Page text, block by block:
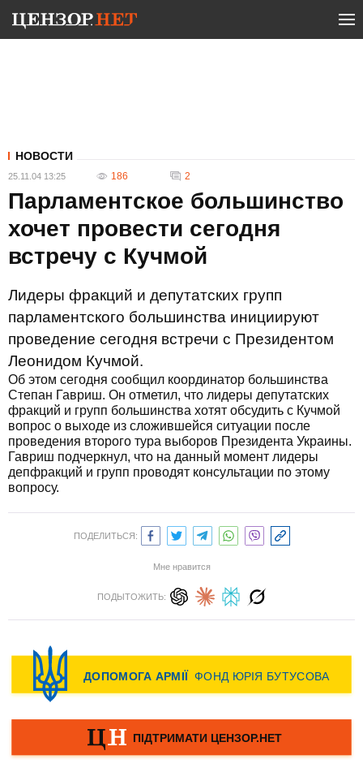
НОВОСТИ
25.11.04 13:25 186 2
Парламентское большинство
хочет провести сегодня
встречу с Кучмой
Лидеры фракций и депутатских групп
парламентского большинства инициируют
проведение сегодня встречи с Президентом
Леонидом Кучмой.
Об этом сегодня сообщил координатор большинства
Степан Гавриш. Он отметил, что лидеры депутатских
фракций и групп большинства хотят обсудить с Кучмой
вопрос о выходе из сложившейся ситуации после
проведения второго тура выборов Президента Украины.
Гавриш подчеркнул, что на данный момент лидеры
депфракций и групп проводят консультации по этому
вопросу.
ПОДЕЛИТЬСЯ:
Мне нравится
ПОДЫТОЖИТЬ: